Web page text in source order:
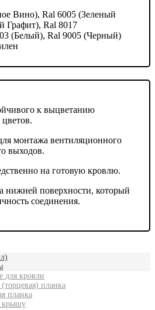
Вино), Ral 6005 (Зеленый
Графит), Ral 8017
(Белый), Ral 9005 (Черный)
к выцветанию
монтажа вентиляционного
выходов.
на готовую кровлю.
нижней поверхности, который
соединения.
для кровли
(торцевая) планка
планка
крышу